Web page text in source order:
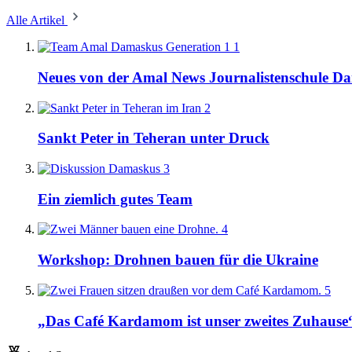
Alle Artikel
1
Neues von der Amal News Journalistenschule
2
Sankt Peter in Teheran unter Druck
3
Ein ziemlich gutes Team
4
Workshop: Drohnen bauen für die Ukraine
5
„Das Café Kardamom ist unser zweites